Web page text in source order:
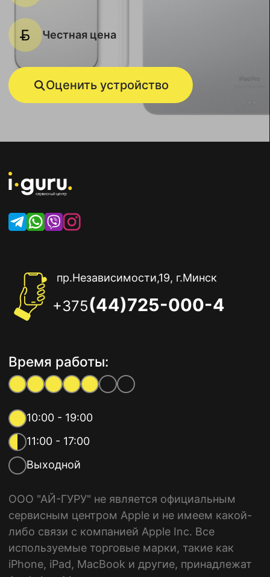
Честная цена
Оценить устройство
пр.Независимости,19, г.Минск
+375(44)725-000-4
Время работы:
10:00 - 19:00
11:00 - 17:00
Выходной
ООО "АЙ-ГУРУ" не является официальным
сервисным центром Apple и не имеем какой-
либо связи с компанией Apple Inc. Все
используемые торговые марки, такие как
iPhone, iPad, MacBook и другие, принадлежат